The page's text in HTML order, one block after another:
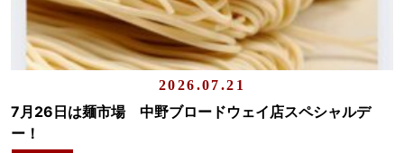
2026.07.21
7月26日は麺市場 中野ブロードウェイ店スペシャルデ
ー！